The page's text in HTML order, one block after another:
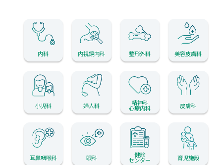
内科 内視鏡内科 整形外科 美容皮膚科
小児科 婦人科 精神科
心療内科 皮膚科
耳鼻咽喉科 眼科 健診
センター 育児施設